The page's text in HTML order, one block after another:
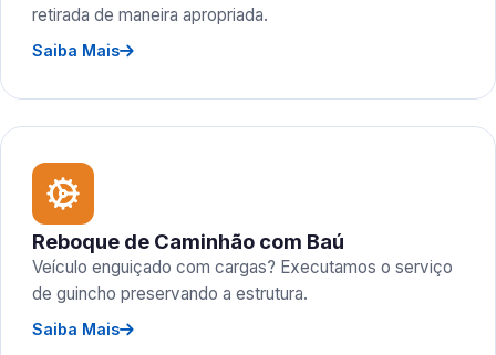
retirada de maneira apropriada.
Saiba Mais
Reboque de Caminhão com Baú
Veículo enguiçado com cargas? Executamos o serviço
de guincho preservando a estrutura.
Saiba Mais